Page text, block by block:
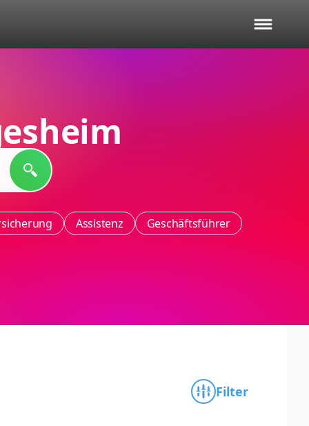
Assistenz
Geschäftsführer
Filter